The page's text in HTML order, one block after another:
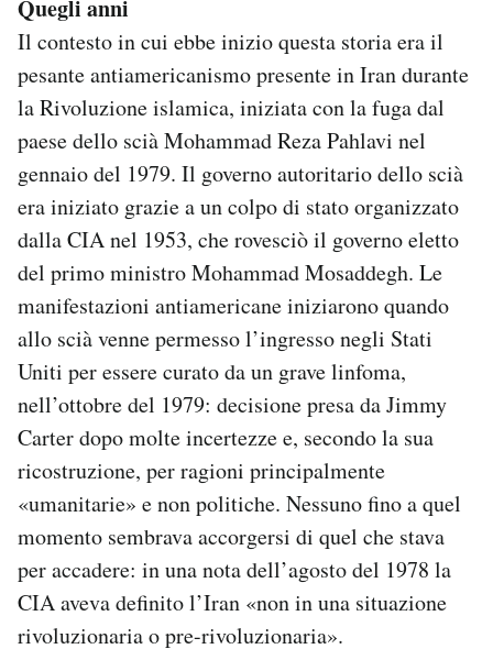
Quegli anni
Il contesto in cui ebbe inizio questa storia era il
pesante antiamericanismo presente in Iran durante
la Rivoluzione islamica, iniziata con la fuga dal
paese dello scià Mohammad Reza Pahlavi nel
gennaio del 1979. Il governo autoritario dello scià
era iniziato grazie a un colpo di stato organizzato
dalla CIA nel 1953, che rovesciò il governo eletto
del primo ministro Mohammad Mosaddegh. Le
manifestazioni antiamericane iniziarono quando
allo scià venne permesso l’ingresso negli Stati
Uniti per essere curato da un grave linfoma,
nell’ottobre del 1979: decisione presa da Jimmy
Carter dopo molte incertezze e, secondo la sua
ricostruzione, per ragioni principalmente
«umanitarie» e non politiche. Nessuno fino a quel
momento sembrava accorgersi di quel che stava
per accadere: in una nota dell’agosto del 1978 la
CIA aveva definito l’Iran «non in una situazione
rivoluzionaria o pre-rivoluzionaria».